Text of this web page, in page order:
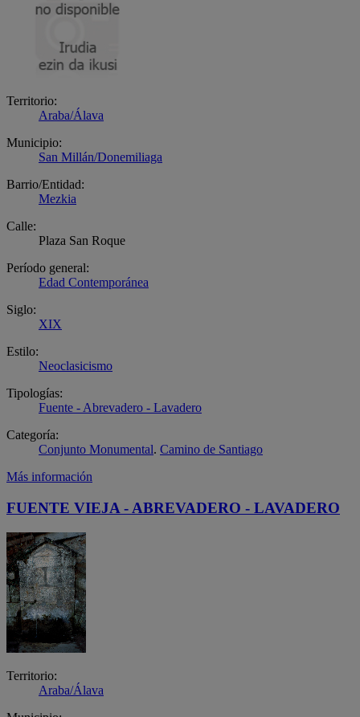
Territorio:
Araba/Álava
Municipio:
San Millán/Donemiliaga
Barrio/Entidad:
Mezkia
Calle:
Plaza San Roque
Período general:
Edad Contemporánea
Siglo:
XIX
Estilo:
Neoclasicismo
Tipologías:
Fuente - Abrevadero - Lavadero
Categoría:
Conjunto Monumental. Camino de Santiago
Más información
FUENTE VIEJA - ABREVADERO - LAVADERO
Territorio:
Araba/Álava